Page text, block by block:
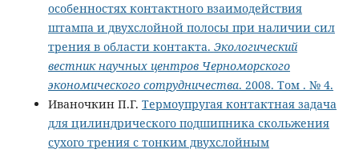
особенностях контактного взаимодействия
штампа и двухслойной полосы при наличии сил
трения в области контакта. Экологический
вестник научных центров Черноморского
экономического сотрудничества. 2008. Том . № 4.
Иваночкин П.Г. Термоупругая контактная задача
для цилиндрического подшипника скольжения
сухого трения с тонким двухслойным